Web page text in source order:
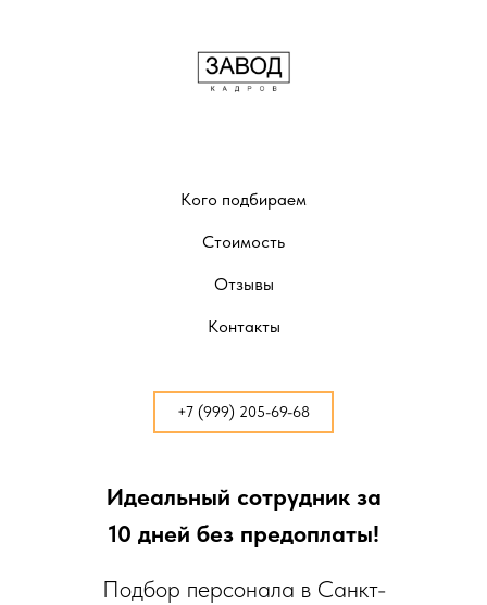
Кого подбираем
Стоимость
Отзывы
Контакты
+7 (999) 205-69-68
Подбор персонала в Санкт-
Идеальный сотрудник за
10 дней без предоплаты!